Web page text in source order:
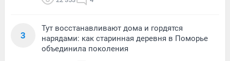
3
Тут восстанавливают дома и гордятся
нарядами: как старинная деревня в Поморье
объединила поколения